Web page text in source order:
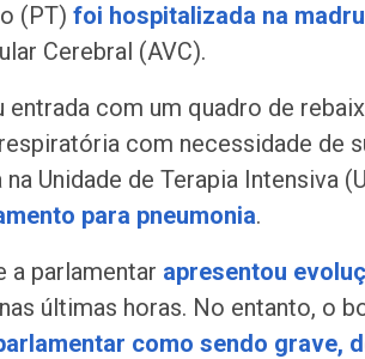
(PT) foi hospitalizada na
Cerebral (AVC).
com um quadro de
com necessidade de
Unidade de Terapia Intensiva
para pneumonia.
a parlamentar apresentou
últimas horas. No entanto, o
como sendo grave, d